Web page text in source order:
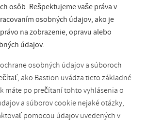
osôb. Rešpektujeme vaše práva v
osobných údajov, ako je
na zobrazenie, opravu alebo
údajov.
osobných údajov a súboroch
ako Bastion uvádza tieto základné
máte po prečítaní tohto vyhlásenia o
a súborov cookie nejaké otázky,
pomocou údajov uvedených v